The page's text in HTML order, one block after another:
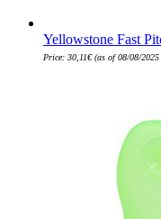
Yellowstone Fast
Price: 30,11€(as of 08/08/2025